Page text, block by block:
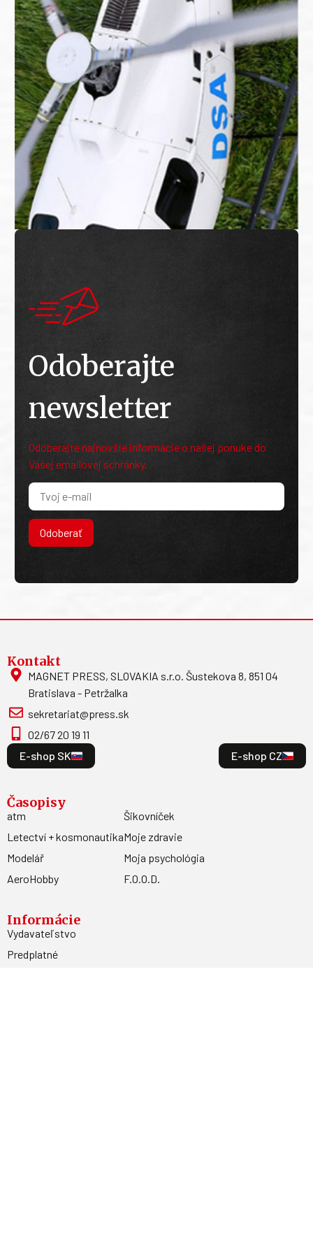
Odoberajte
newsletter
Odoberajte najnovšie informácie o našej ponuke do
Vašej emailovej schránky.
Odoberať
Kontakt
MAGNET PRESS, SLOVAKIA s.r.o. Šustekova 8, 851 04
Bratislava - Petržalka
sekretariat@press.sk
02/67 20 19 11
E-shop SK
E-shop CZ
Časopisy
atm
Letectví + kosmonautika
Modelář
AeroHobby
Šikovníček
Moje zdravie
Moja psychológia
F.O.O.D.
Informácie
Vydavateľstvo
Predplatné